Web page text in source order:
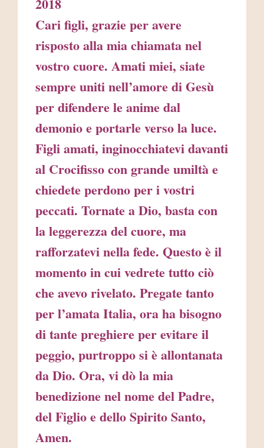
2018
Cari figli, grazie per avere
risposto alla mia chiamata nel
vostro cuore. Amati miei, siate
sempre uniti nell’amore di Gesù
per difendere le anime dal
demonio e portarle verso la luce.
Figli amati, inginocchiatevi davanti
al Crocifisso con grande umiltà e
chiedete perdono per i vostri
peccati. Tornate a Dio, basta con
la leggerezza del cuore, ma
rafforzatevi nella fede. Questo è il
momento in cui vedrete tutto ciò
che avevo rivelato. Pregate tanto
per l’amata Italia, ora ha bisogno
di tante preghiere per evitare il
peggio, purtroppo si è allontanata
da Dio. Ora, vi dò la mia
benedizione nel nome del Padre,
del Figlio e dello Spirito Santo,
Amen.